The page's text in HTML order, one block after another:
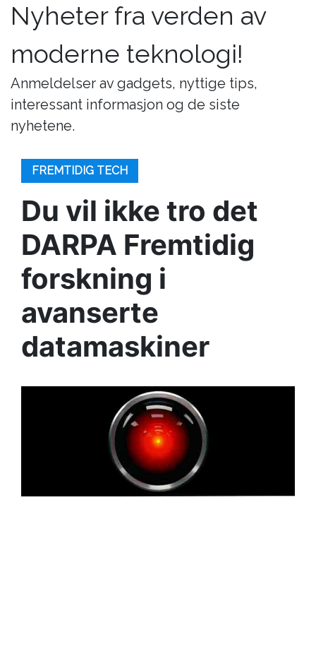
Nyheter fra verden av
moderne teknologi!
Anmeldelser av gadgets, nyttige tips,
interessant informasjon og de siste
nyhetene.
FREMTIDIG TECH
Du vil ikke tro det
DARPA Fremtidig
forskning i
avanserte
datamaskiner